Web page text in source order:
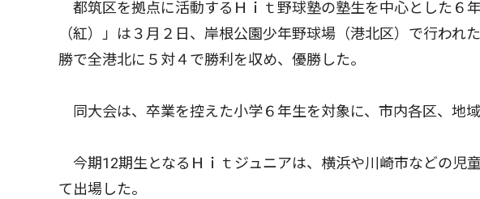
都筑区を拠点に活動するＨｉｔ野球塾の塾生を中心とした６
（紅）」は３月２日、岸根公園少年野球場（港北区）で行われ
勝で全港北に５対４で勝利を収め、優勝した。
同大会は、卒業を控えた小学６年生を対象に、市内各区、地域
今期12期生となるＨｉｔジュニアは、横浜や川崎市などの児
て出場した。